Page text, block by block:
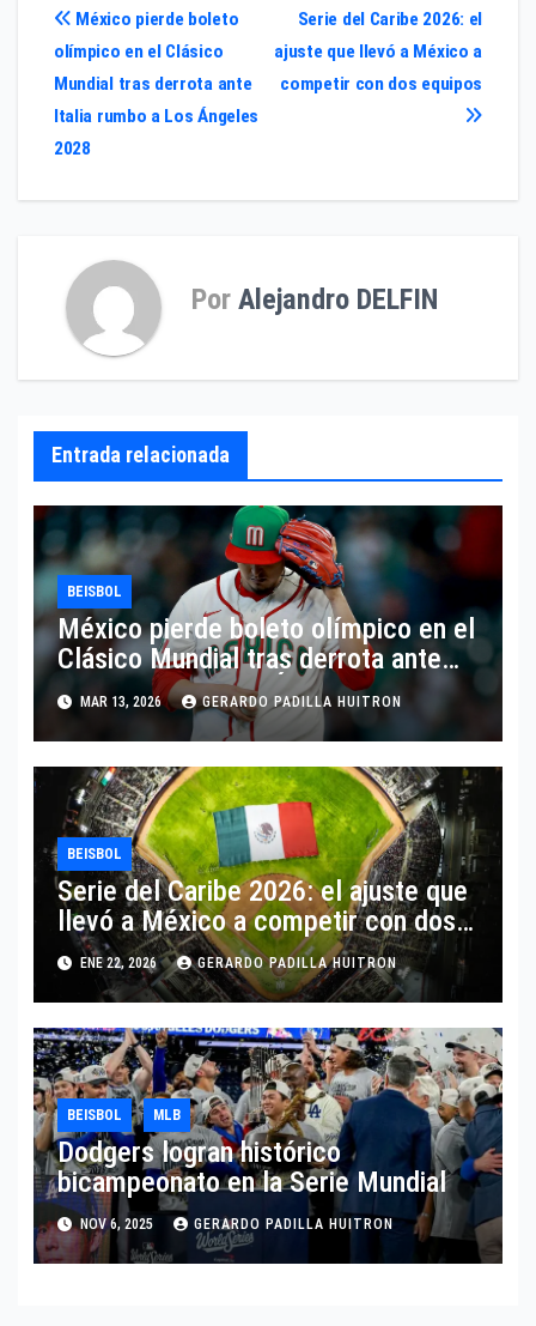
Navegación
de
entradas
Serie del Caribe 2026: el
ajuste que llevó a México a
competir con dos equipos
México pierde boleto
olímpico en el Clásico
Mundial tras derrota ante
Italia rumbo a Los Ángeles
2028
Por Alejandro DELFIN
Entrada relacionada
BEISBOL
México pierde boleto olímpico en el
Clásico Mundial tras derrota ante
Italia rumbo a Los Ángeles 2028
MAR 13, 2026 GERARDO PADILLA HUITRON
BEISBOL
Serie del Caribe 2026: el ajuste que
llevó a México a competir con dos
equipos
ENE 22, 2026 GERARDO PADILLA HUITRON
BEISBOL MLB
Dodgers logran histórico
bicampeonato en la Serie Mundial
NOV 6, 2025 GERARDO PADILLA HUITRON